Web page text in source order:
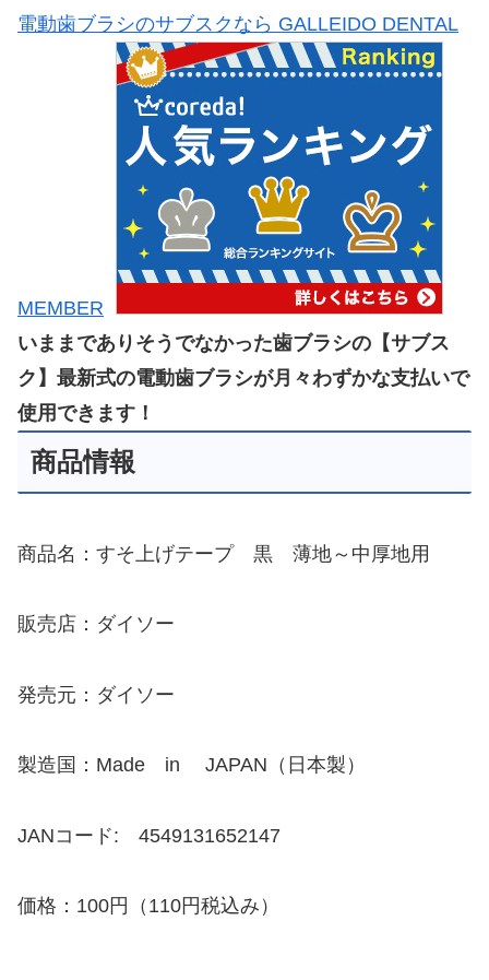
電動歯ブラシのサブスクなら GALLEIDO DENTAL
MEMBER
いままでありそうでなかった歯ブラシの【サブス
ク】最新式の電動歯ブラシが月々わずかな支払いで
使用できます！
商品情報
商品名：すそ上げテープ 黒 薄地～中厚地用
販売店：ダイソー
発売元：ダイソー
製造国：Made in JAPAN（日本製）
JANコード: 4549131652147
価格：100円（110円税込み）